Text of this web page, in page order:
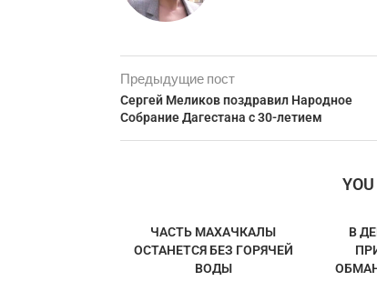
Предыдущие пост
Сергей Меликов поздравил Народное
Собрание Дагестана с 30-летием
ЧАСТЬ МАХАЧКАЛЫ
ОСТАНЕТСЯ БЕЗ ГОРЯЧЕЙ
ВОДЫ
В